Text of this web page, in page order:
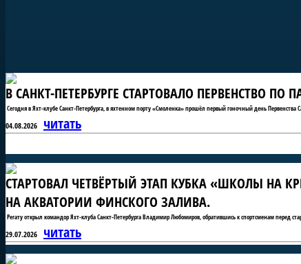
В САНКТ-ПЕТЕРБУРГЕ СТАРТОВАЛО ПЕРВЕНСТВО ПО
Сегодня в Яхт-клубе Санкт-Петербурга, в яхтенном порту «Смоленка» прошёл первый гоночный день Первенства
04.08.2026 читать
СТАРТОВАЛ ЧЕТВЁРТЫЙ ЭТАП КУБКА «ШКОЛЫ НА
НА АКВАТОРИИ ФИНСКОГО ЗАЛИВА.
Регату открыл командор Яхт-клуба Санкт-Петербурга Владимир Любомиров, обратившись к спортсменам перед
29.07.2026 читать